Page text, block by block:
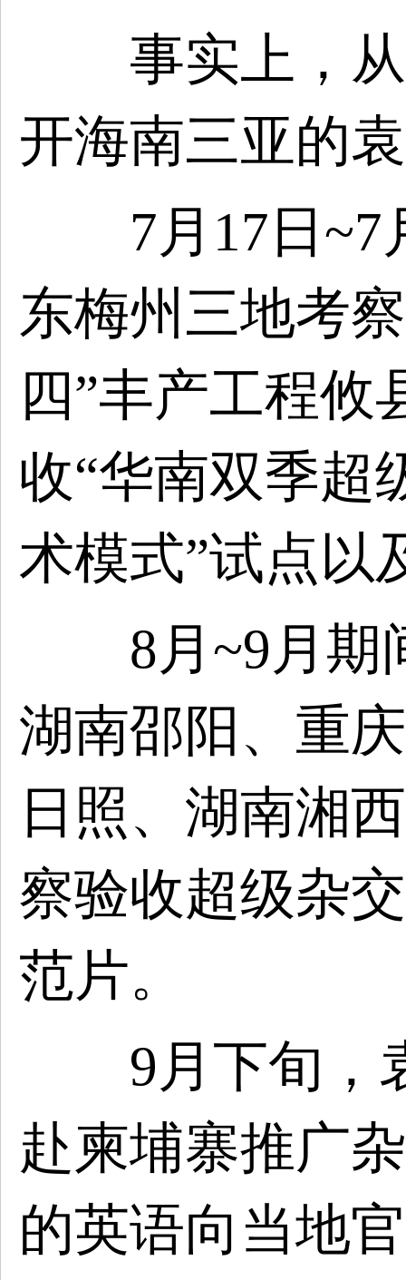
事实上，从
开海南三亚的
7月17日~7
东梅州三地考
四”丰产工程攸
收“华南双季超
术模式”试点以
8月~9月期
湖南邵阳、重
日照、湖南湘
察验收超级杂
范片。
9月下旬，
赴柬埔寨推广
的英语向当地